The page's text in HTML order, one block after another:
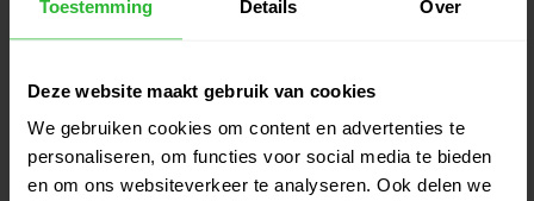
Toestemming Details Over
Deze website maakt gebruik van cookies
We gebruiken cookies om content en advertenties te
personaliseren, om functies voor social media te bieden
en om ons websiteverkeer te analyseren. Ook delen we
Op voorraad
TaylorMade Tour Response Stripe
Multi golfballen
€51,50